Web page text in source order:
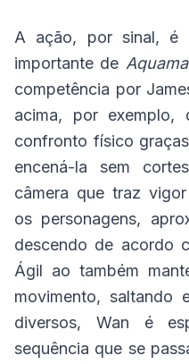
A ação, por sinal, é
importante de
competência por
acima, por exemplo,
confronto físico
encená-la sem
câmera que traz
os personagens,
descendo de acordo
Ágil ao também
movimento, saltando
diversos, Wan é
sequência que se